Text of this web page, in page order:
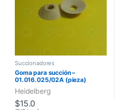
Succionadores
Goma para succión –
01.016.025/02A (pieza)
Heidelberg
$15.0